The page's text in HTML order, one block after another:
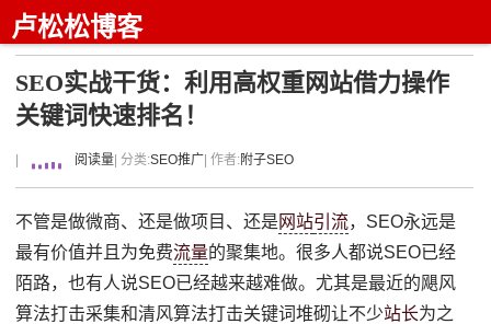
卢松松博客
SEO实战干货：利用高权重网站借力操作
关键词快速排名！
阅读量 | 分类:SEO推广 | 作者:附子SEO
不管是做微商、还是做项目、还是 网站引流，SEO永远是
最有价值并且为免费流量的聚集地。很多人都说SEO已经
陌路，也有人说SEO已经越来越难做。尤其是最近的飓风
算法打击采集和清风算法打击关键词堆砌让不少站长为之